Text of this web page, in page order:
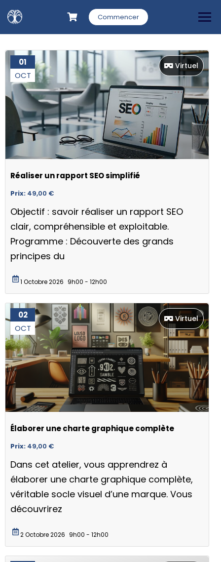
Commencer
01
OCT
Virtuel
Réaliser un rapport SEO simplifié
Prix: 49,00 €
Objectif : savoir réaliser un rapport SEO
clair, compréhensible et exploitable.
Programme : Découverte des grands
principes du
1 Octobre 2026 9h00 - 12h00
02
OCT
Virtuel
Élaborer une charte graphique complète
Prix: 49,00 €
Dans cet atelier, vous apprendrez à
élaborer une charte graphique complète,
véritable socle visuel d’une marque. Vous
découvrirez
2 Octobre 2026 9h00 - 12h00